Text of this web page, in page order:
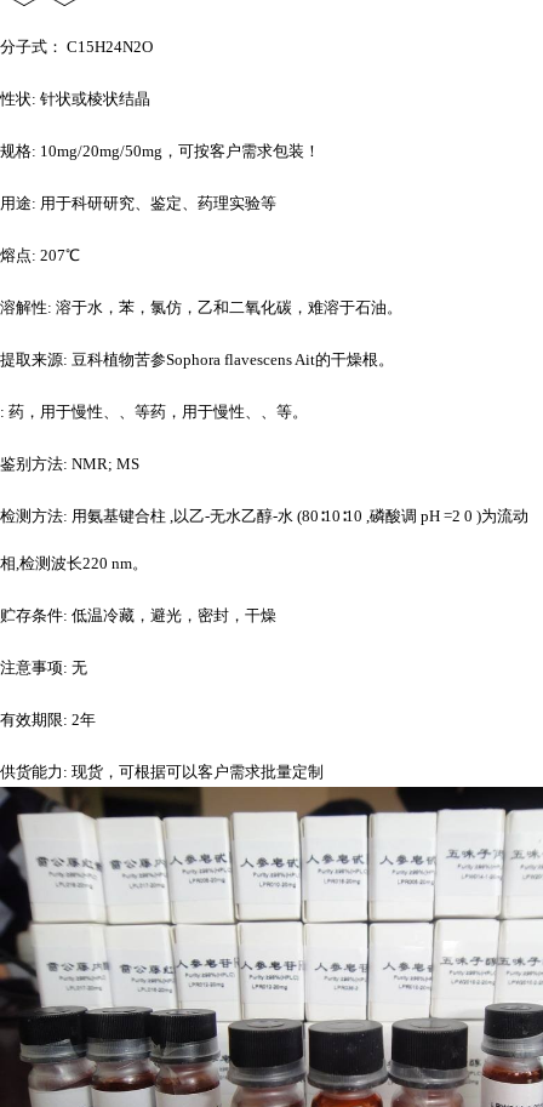
分子式： C15H24N2O
性状: 针状或棱状结晶
规格: 10mg/20mg/50mg，可按客户需求包装！
用途: 用于科研研究、鉴定、药理实验等
熔点: 207℃
溶解性: 溶于水，苯，氯仿，乙和二氧化碳，难溶于石油。
提取来源: 豆科植物苦参Sophora flavescens Ait的干燥根。
: 药，用于慢性、、等药，用于慢性、、等。
鉴别方法: NMR; MS
检测方法: 用氨基键合柱 ,以乙-无水乙醇-水 (80∶10∶10 ,磷酸调 pH =2 0 )为流动
相,检测波长220 nm。
贮存条件: 低温冷藏，避光，密封，干燥
注意事项: 无
有效期限: 2年
供货能力 : 现货，可根据可以客户需求批量定制